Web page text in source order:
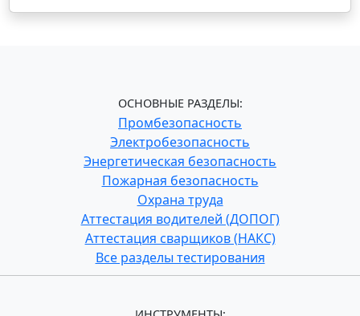
ОСНОВНЫЕ РАЗДЕЛЫ:
Промбезопасность
Электробезопасность
Энергетическая безопасность
Пожарная безопасность
Охрана труда
Аттестация водителей (ДОПОГ)
Аттестация сварщиков (НАКС)
Все разделы тестирования